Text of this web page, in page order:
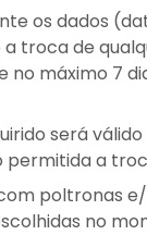
os dados
troca de
no máximo 7
será
a
poltronas
no